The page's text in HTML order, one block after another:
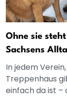
Ohne sie
Sachsens
In jedem
Treppenhaus
einfach da ist –